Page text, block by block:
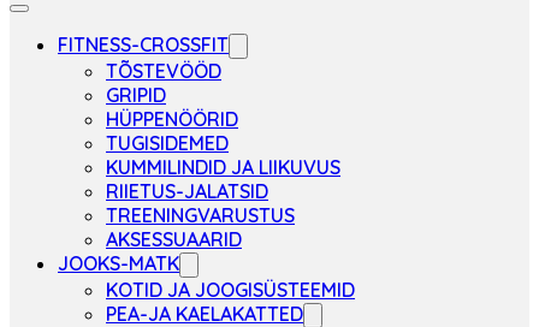
FITNESS-CROSSFIT
TÕSTEVÖÖD
GRIPID
HÜPPENÖÖRID
TUGISIDEMED
KUMMILINDID JA LIIKUVUS
RIIETUS-JALATSID
TREENINGVARUSTUS
AKSESSUAARID
JOOKS-MATK
KOTID JA JOOGISÜSTEEMID
PEA-JA KAELAKATTED